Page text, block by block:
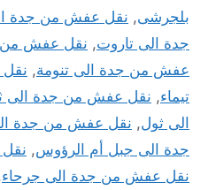
بلجرشى, نقل عفش من جدة
جدة الى تاروت, نقل عفش من
عفش من جدة الى تنومة,
تيماء, نقل عفش من جدة الى
الى ثول, نقل عفش من جدة
جدة الى جبل أم الرؤوس,
نقل عفش من جدة الى جرحاء,